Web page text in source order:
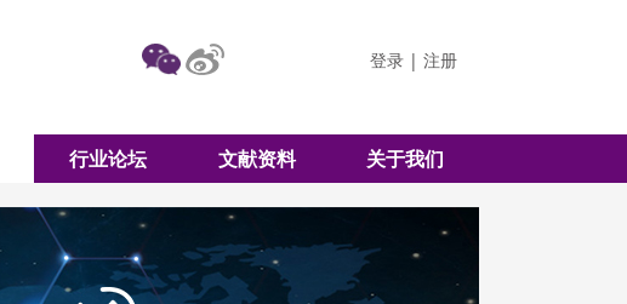
登录 | 注册
行业论坛 文献资料 关于我们